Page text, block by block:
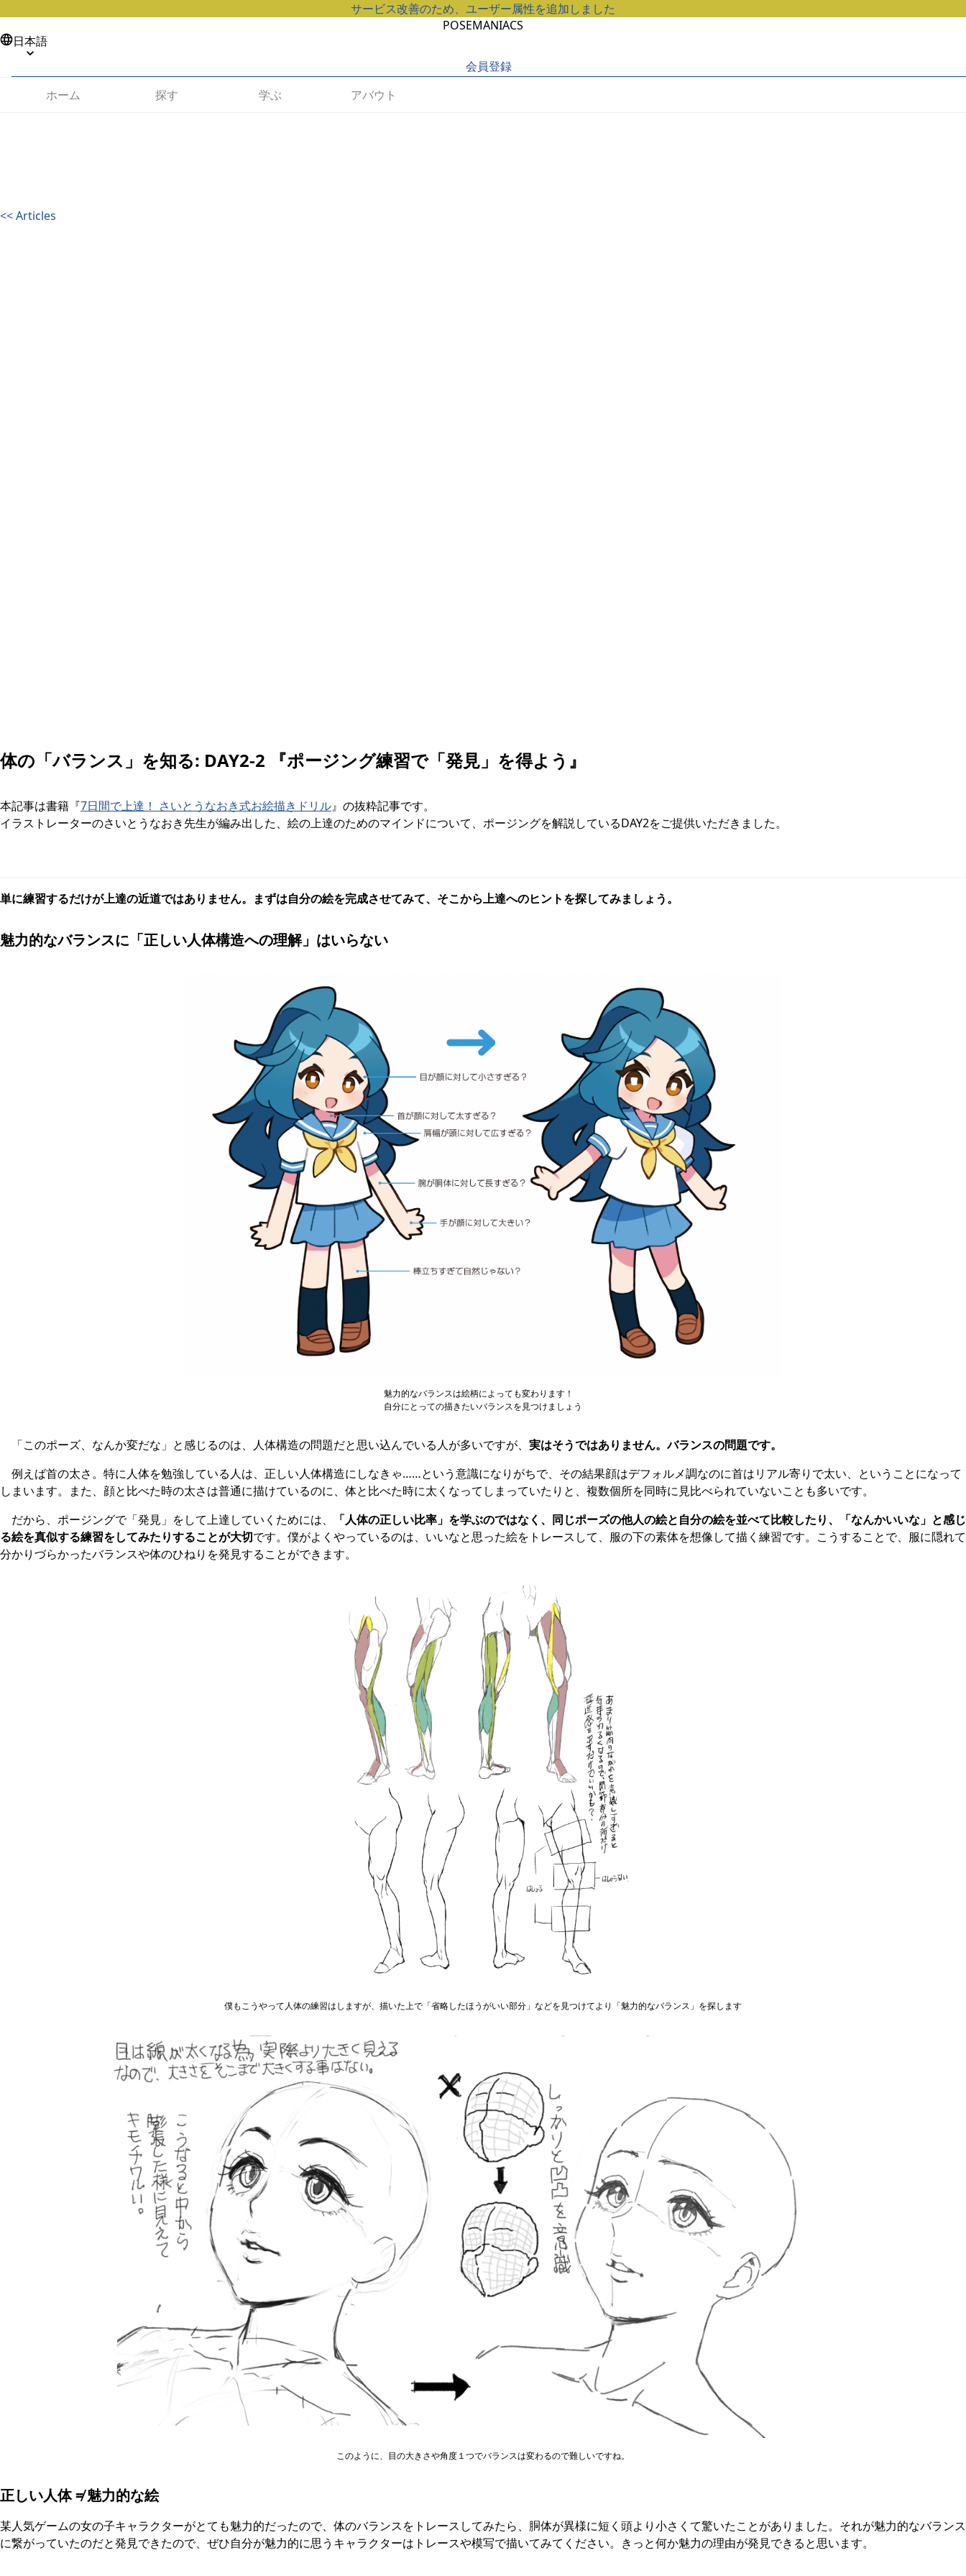
サービス改善のため、ユーザー属性を追加しました
POSEMANIACS
日本語
会員登録
ホーム
探す 学ぶ アバウト
<<Articles
体の「バランス」を知る: DAY2-2 『ポージング練習で「発見」を得よう』
本記事は書籍『7日間で上達！ さいとうなおき式お絵描きドリル』の抜粋記事です。
イラストレーターのさいとうなおき先生が編み出した、絵の上達のためのマインドについて、ポージングを解説しているDAY2をご提供いただきました。
単に練習するだけが上達の近道ではありません。まずは自分の絵を完成させてみて、そこから上達へのヒントを探してみましょう。
魅力的なバランスに「正しい人体構造への理解」はいらない
魅力的なバランスは絵柄によっても変わります！
自分にとっての描きたいバランスを見つけましょう
「このポーズ、なんか変だな」と感じるのは、人体構造の問題だと思い込んでいる人が多いですが、 実はそうではありません。バランスの問題です。
例えば首の太さ。特に人体を勉強している人は、正しい人体構造にしなきゃ……という意識になりがちで、その結果顔はデフォルメ調なのに首はリアル寄りで太い、ということになって
しまいます。また、顔と比べた時の太さは普通に描けているのに、体と比べた時に太くなってしまっていたりと、複数個所を同時に見比べられていないことも多いです。
だから、ポージングで「発見」をして上達していくためには、
「人体の正しい比率」を学ぶのではなく、同じポーズの他人の絵と自分の絵を並べて比較したり、「なんかいいな」と感じ
る絵を真似する練習をしてみたりすることが大切です。僕がよくやっているのは、いいなと思った絵をトレースして、服の下の素体を想像して描く練習です。こうすることで、服に隠れて
分かりづらかったバランスや体のひねりを発見することができます。
僕もこうやって人体の練習はしますが、描いた上で「省略したほうがいい部分」などを見つけてより「魅力的なバランス」を探します
このように、目の大きさや角度１つでバランスは変わるので難しいですね。
正しい人体 ≠ 魅力的な絵
某人気ゲームの女の子キャラクターがとても魅力的だったので、体のバランスをトレースしてみたら、胴体が異様に短く頭より小さくて驚いたことがありました。それが魅力的なバランス
に繋がっていたのだと発見できたので、ぜひ自分が魅力的に思うキャラクターはトレースや模写で描いてみてください。きっと何か魅力の理由が発見できると思います。